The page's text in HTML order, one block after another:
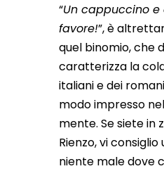
“Un cappuccino
favore!”, è
quel binomio, che
caratterizza la
italiani e dei
modo impresso
mente. Se siete in
Rienzo, vi
niente male dove